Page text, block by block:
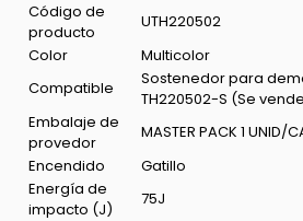
Código de
producto
UTH220502
Color
Multicolor
Compatible
Sostenedor para
TH220502-S (Se
Embalaje de
provedor
MASTER PACK 1 UNID/
Encendido
Gatillo
Energía de
impacto (J)
75J